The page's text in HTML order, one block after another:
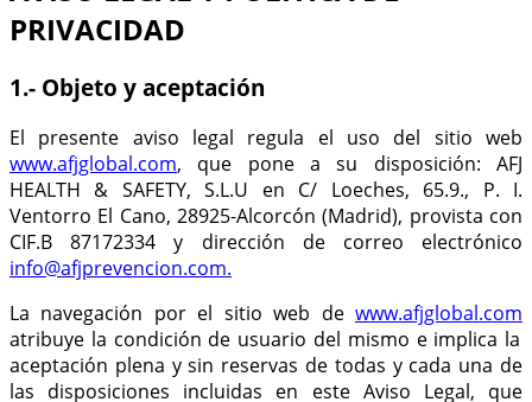
PRIVACIDAD
1.- Objeto y aceptación
El presente aviso legal regula el uso del sitio web
www.afjglobal.com, que pone a su disposición: AFJ
HEALTH & SAFETY, S.L.U en C/ Loeches, 65.9., P. I.
Ventorro El Cano, 28925-Alcorcón (Madrid), provista con
CIF.B 87172334 y dirección de correo electrónico
info@afjprevencion.com.
La navegación por el sitio web de www.afjglobal.com
atribuye la condición de usuario del mismo e implica la
aceptación plena y sin reservas de todas y cada una de
las disposiciones incluidas en este Aviso Legal, que